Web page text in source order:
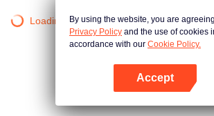
Loading…By using the website, you are
Privacy Policy and the use of cookies
accordance with our Cookie Policy.
Accept